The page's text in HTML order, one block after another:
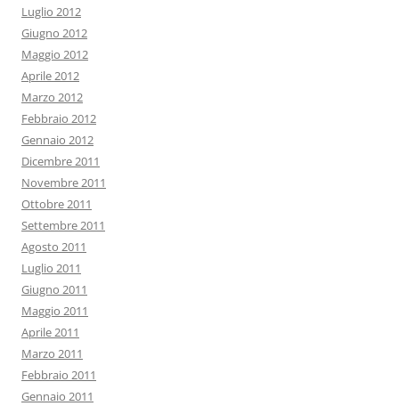
Luglio 2012
Giugno 2012
Maggio 2012
Aprile 2012
Marzo 2012
Febbraio 2012
Gennaio 2012
Dicembre 2011
Novembre 2011
Ottobre 2011
Settembre 2011
Agosto 2011
Luglio 2011
Giugno 2011
Maggio 2011
Aprile 2011
Marzo 2011
Febbraio 2011
Gennaio 2011